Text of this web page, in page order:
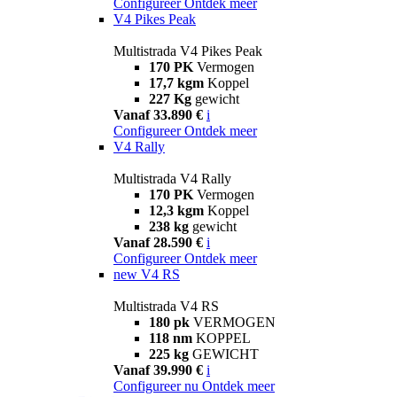
V4 Pikes Peak
Multistrada V4 Pikes Peak
170 PK Vermogen
17,7 kgm Koppel
227 Kg gewicht
Vanaf 33.890 € i
Configureer Ontdek meer
V4 Rally
Multistrada V4 Rally
170 PK Vermogen
12,3 kgm Koppel
238 kg gewicht
Vanaf 28.590 € i
Configureer Ontdek meer
new V4 RS
Multistrada V4 RS
180 pk VERMOGEN
118 nm KOPPEL
225 kg GEWICHT
Vanaf 39.990 € i
Configureer nu Ontdek meer